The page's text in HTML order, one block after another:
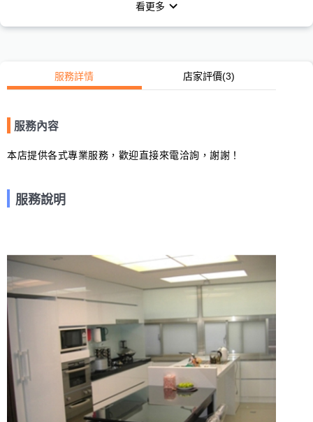
看更多
服務詳情 店家評價(3)
服務內容
本店提供各式專業服務，歡迎直接來電洽詢，謝謝！
服務說明